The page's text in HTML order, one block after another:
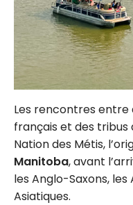
Les rencontres
français et des tribus
Nation des Métis,
Manitoba, avant
les Anglo-Saxons, les
Asiatiques.